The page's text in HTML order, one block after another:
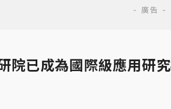
院已成為國際級應用研